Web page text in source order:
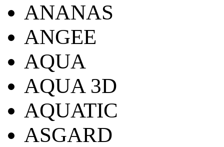
ANANAS
ANGEE
AQUA
AQUA 3D
AQUATIC
ASGARD